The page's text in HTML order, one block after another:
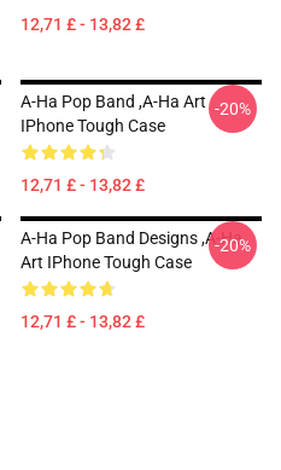
12,71 £ - 13,82 £
A-Ha Pop Band ,A-Ha Art
IPhone Tough Case
12,71 £ - 13,82 £
-20%
A-Ha Pop Band Designs ,A-Ha
Art IPhone Tough Case
12,71 £ - 13,82 £
-20%